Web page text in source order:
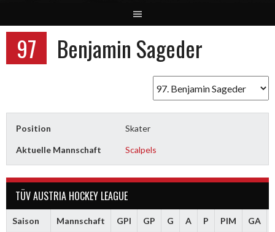
97 Benjamin Sageder
Position Skater
Aktuelle Mannschaft Scalpels
TÜV AUSTRIA HOCKEY LEAGUE
Saison Mannschaft GPI GP G A P PIM GA